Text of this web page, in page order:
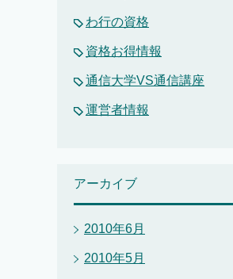
わ行の資格
資格お得情報
通信大学VS通信講座
運営者情報
アーカイブ
2010年6月
2010年5月